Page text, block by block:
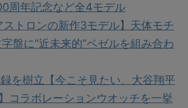
周年記念など全4モデル
トロンの新作3モデル】天体モチ
盤に“近未来的”ベゼルを組み合わ
を樹立【今こそ見たい、大谷翔平
コラボレーションウオッチを一挙